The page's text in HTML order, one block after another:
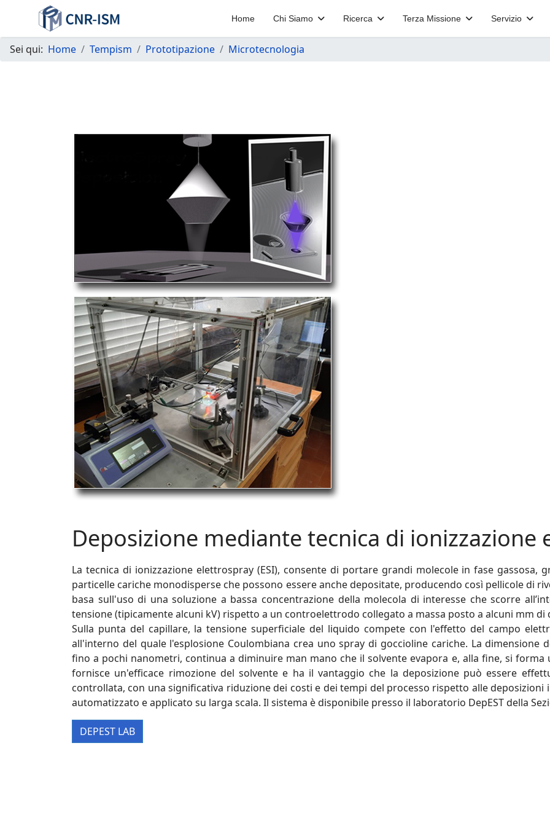
Home Chi Siamo Ricerca Terza Missione Servizio
Sei qui: Home Tempism Prototipazione Microtecnologia
Deposizione mediante tecnica di ionizzazione
La tecnica di ionizzazione elettrospray (ESI), consente di portare grandi molecole in fase gassosa,
particelle cariche monodisperse che possono essere anche depositate, producendo così pellicole di
basa sull'uso di una soluzione a bassa concentrazione della molecola di interesse che scorre
tensione (tipicamente alcuni kV) rispetto a un controelettrodo collegato a massa posto a alcuni mm di
Sulla punta del capillare, la tensione superficiale del liquido compete con l'effetto del campo
all'interno del quale l'esplosione Coulombiana crea uno spray di goccioline cariche. La dimensione
fino a pochi nanometri, continua a diminuire man mano che il solvente evapora e, alla fine, si
fornisce un'efficace rimozione del solvente e ha il vantaggio che la deposizione può essere
controllata, con una significativa riduzione dei costi e dei tempi del processo rispetto alle
automatizzato e applicato su larga scala. Il sistema è disponibile presso il laboratorio DepEST della
DEPEST LAB